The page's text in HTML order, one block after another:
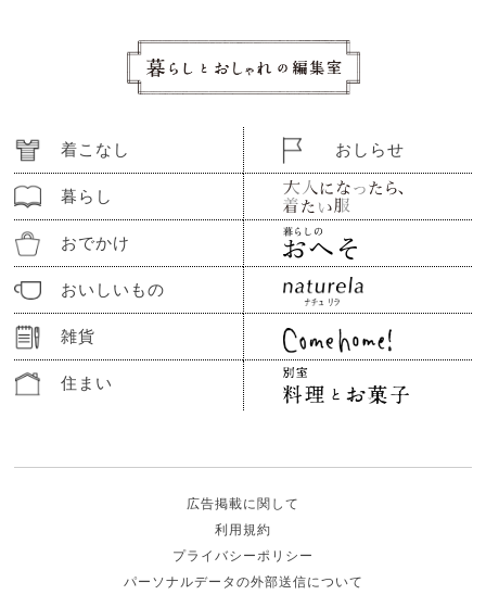
着こなし
暮らし
おでかけ
おいしいもの
雑貨
住まい
おしらせ
広告掲載に関して
利用規約
プライバシーポリシー
パーソナルデータの外部送信について